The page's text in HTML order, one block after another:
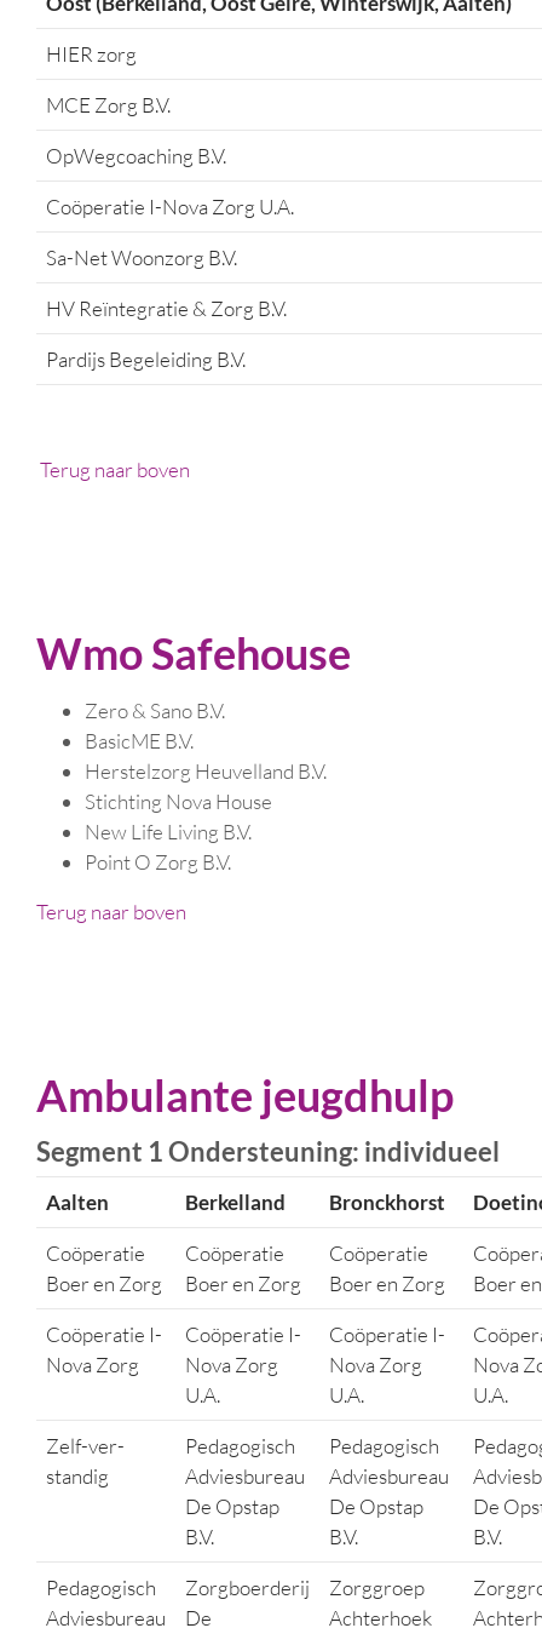
HIER zorg
MCE Zorg B.V.
OpWegcoaching B.V.
Coöperatie I-Nova Zorg U.A.
Sa-Net Woonzorg B.V.
HV Reïntegratie & Zorg B.V.
Pardijs Begeleiding B.V.
Terug naar boven
Wmo Safehouse
Zero & Sano B.V.
BasicME B.V.
Herstelzorg Heuvelland B.V.
Stichting Nova House
New Life Living B.V.
Point O Zorg B.V.
Terug naar boven
Ambulante jeugdhulp
Segment 1 Ondersteuning: individueel
Aalten Berkelland Bronckhorst
Coöperatie
Boer en Zorg
Coöperatie
Boer en Zorg
Coöperatie
Boer en Zorg
Boer
Coöperatie I-
Nova Zorg
Coöperatie I-
Nova Zorg
U.A.
Coöperatie I-
Nova Zorg
U.A.
Nova
U.A.
Zelf-ver-
standig
Pedagogisch
Adviesbureau
De Opstap
B.V.
Pedagogisch
Adviesbureau
De Opstap
B.V.
De
B.V.
Pedagogisch
Adviesbureau
Zorgboerderij
De
Zorggroep
Achterhoek